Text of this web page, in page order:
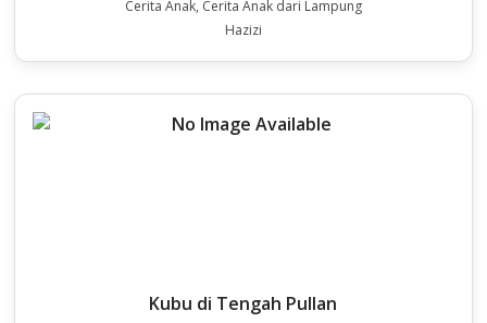
Cerita Anak, Cerita Anak dari Lampung
Hazizi
Kubu di Tengah Pullan